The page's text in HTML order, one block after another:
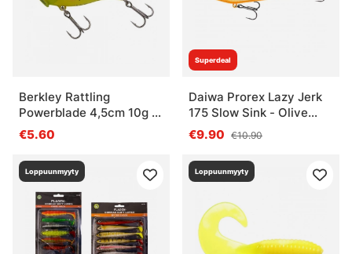
Berkley Rattling
Powerblade 4,5cm 10g -
Brown Chrt
€5.60
Superdeal
Daiwa Prorex Lazy Jerk
175 Slow Sink - Olive
Roach
€9.90 €10.90
Loppuunmyyty Loppuunmyyty